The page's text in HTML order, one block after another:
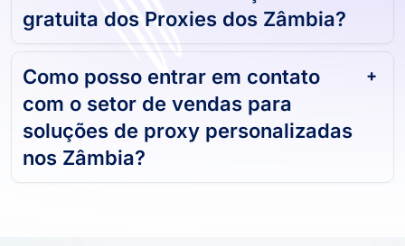
gratuita dos Proxies dos Zâmbia?
Como posso entrar em contato
com o setor de vendas para
soluções de proxy personalizadas
nos Zâmbia?